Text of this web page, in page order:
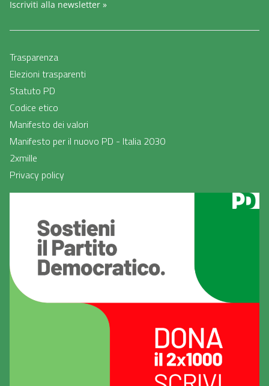
Iscriviti alla newsletter »
Trasparenza
Elezioni trasparenti
Statuto PD
Codice etico
Manifesto dei valori
Manifesto per il nuovo PD - Italia 2030
2xmille
Privacy policy